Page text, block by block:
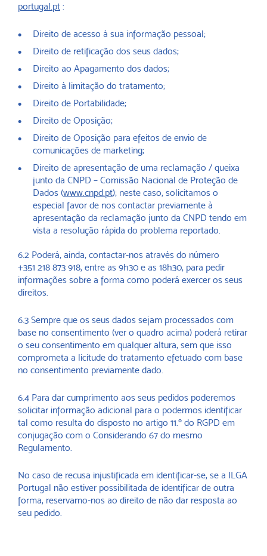
portugal.pt :
Direito de acesso à sua informação pessoal;
Direito de retificação dos seus dados;
Direito ao Apagamento dos dados;
Direito à limitação do tratamento;
Direito de Portabilidade;
Direito de Oposição;
Direito de Oposição para efeitos de envio de
comunicações de marketing;
Direito de apresentação de uma reclamação / queixa
junto da CNPD – Comissão Nacional de Proteção de
Dados (www.cnpd.pt); neste caso, solicitamos o
especial favor de nos contactar previamente à
apresentação da reclamação junto da CNPD tendo em
vista a resolução rápida do problema reportado.
6.2 Poderá, ainda, contactar-nos através do número
+351 218 873 918, entre as 9h30 e as 18h30, para pedir
informações sobre a forma como poderá exercer os seus
direitos.
6.3 Sempre que os seus dados sejam processados com
base no consentimento (ver o quadro acima) poderá retirar
o seu consentimento em qualquer altura, sem que isso
comprometa a licitude do tratamento efetuado com base
no consentimento previamente dado.
6.4 Para dar cumprimento aos seus pedidos poderemos
solicitar informação adicional para o podermos identificar
tal como resulta do disposto no artigo 11.º do RGPD em
conjugação com o Considerando 67 do mesmo
Regulamento.
No caso de recusa injustificada em identificar-se, se a ILGA
Portugal não estiver possibilitada de identificar de outra
forma, reservamo-nos ao direito de não dar resposta ao
seu pedido.